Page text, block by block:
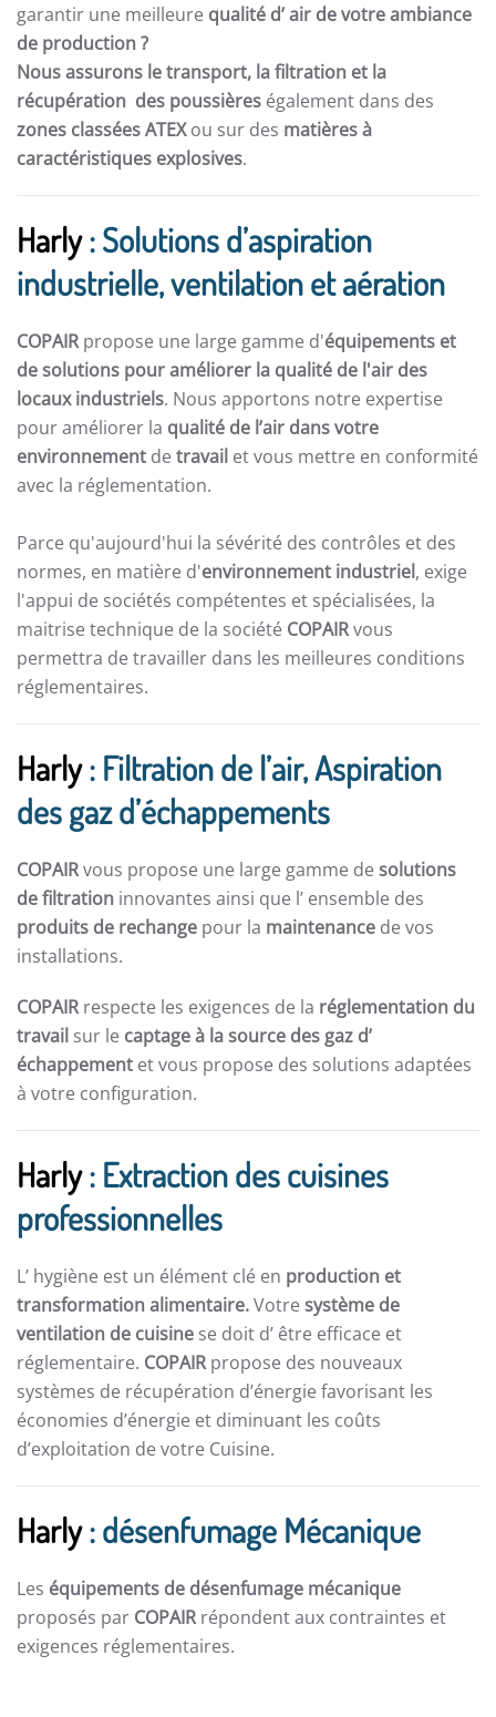
garantir une meilleure qualité d’ air de votre ambiance
de production ?
Nous assurons le transport, la filtration et la
récupération des poussières également dans des
zones classées ATEXou sur des matières à
caractéristiques explosives.
Harly: Solutions d’aspiration
industrielle, ventilation et aération
COPAIRpropose une large gamme d'équipements et
de solutions pour améliorer la qualité de l'air des
locaux industriels. Nous apportons notre expertise
pour améliorer la qualité de l’air dans votre
environnement de travail et vous mettre en conformité
avec la réglementation.
Parce qu'aujourd'hui la sévérité des contrôles et des
normes, en matière d'environnement industriel, exige
l'appui de sociétés compétentes et spécialisées, la
maitrise technique de la société COPAIRvous
permettra de travailler dans les meilleures conditions
réglementaires.
Harly: Filtration de l’air, Aspiration
des gaz d’échappements
COPAIRvous propose une large gamme de solutions
de filtration innovantes ainsi que l’ ensemble des
produits de rechange pour la maintenance de vos
installations.
COPAIRrespecte les exigences de la réglementation du
travail sur le captage à la source des gaz d’
échappement et vous propose des solutions adaptées
à votre configuration.
Harly: Extraction des cuisines
professionnelles
L’ hygiène est un élément clé en production et
transformation alimentaire.Votre système de
ventilation de cuisine se doit d’ être efficace et
réglementaire. COPAIRpropose des nouveaux
systèmes de récupération d’énergie favorisant les
économies d’énergie et diminuant les coûts
d’exploitation de votre Cuisine.
Harly: désenfumage Mécanique
Les équipements de désenfumage mécanique
proposés par COPAIRrépondent aux contraintes et
exigences réglementaires.